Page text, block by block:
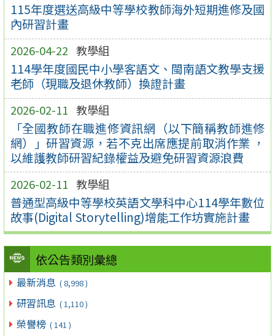
115年度選送高級中等學校教師海外短期進修及國
內研習計畫
2026-04-22 教學組
114學年度國民中小學客語文、閩南語文教學支援
老師（現職及退休教師）換證計畫
2026-02-11 教學組
「全國教師在職進修資訊網（以下簡稱教師進修
網）」研習資源，若不克出席應提前取消作業 ，
以維護教師研習紀錄權益及避免研習資源浪費
2026-02-11 教學組
普通型高級中等學校英語文學科中心114學年數位
故事(Digital Storytelling)增能工作坊實施計畫
依公告類別彙總
最新消息 ( 8,998 )
研習訊息 ( 1,110 )
榮譽榜 ( 141 )